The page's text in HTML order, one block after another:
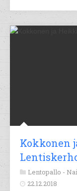
Kokkonen
Lentopallo -
22.12.2018